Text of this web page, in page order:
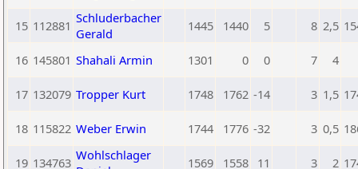
15 112881 Schluderbacher
Gerald
1445 1440 5 8 2,5
16 145801 Shahali Armin 1301 0 0 7 4
17 132079 Tropper Kurt 1748 1762 -14 3 1,5
18 115822 Weber Erwin 1744 1776 -32 3 0,5
19 134763 Wohlschlager
1569 1558 11 3 2